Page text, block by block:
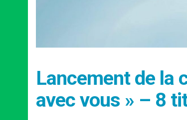
Lancement de la
avec vous » – 8